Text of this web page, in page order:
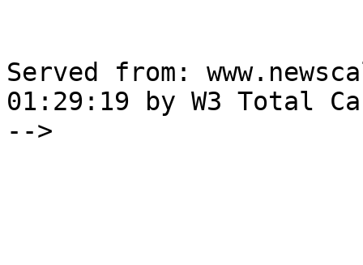
Served from:
01:29:19 by W3 Total
-->